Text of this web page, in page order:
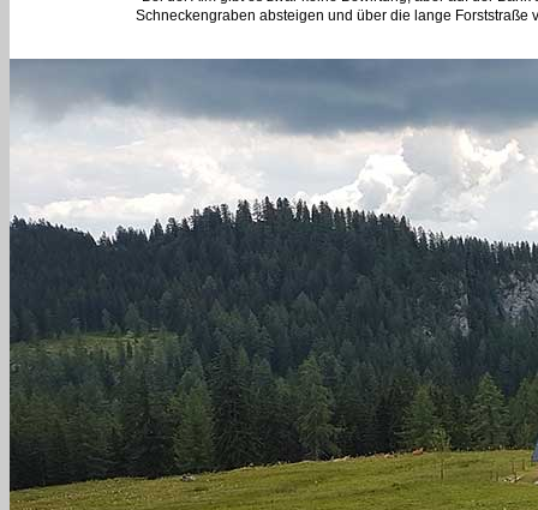
Schneckengraben absteigen und über die lange Forststraße